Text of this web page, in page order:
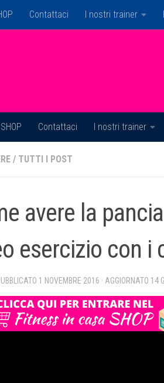
Contattaci I nostri trainer
SHOP Contattaci I nostri trainer
/ TUTTI I POST
avere la
esercizio con i
1 NOVEMBRE 2016 · AGGIORNATO 14